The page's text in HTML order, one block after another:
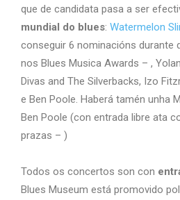
que de candidata pasa a ser
mundial do blues: Watermelon
conseguir 6 nominacións durante
nos Blues Musica Awards – ,
Divas and The Silverbacks, Izo
e Ben Poole. Haberá tamén unha
Ben Poole (con entrada libre ata
prazas – )
Todos os concertos son con
Blues Museum está promovido